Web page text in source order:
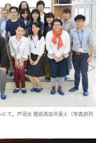
て。戸羽太 陸前高田市長と（写真前列